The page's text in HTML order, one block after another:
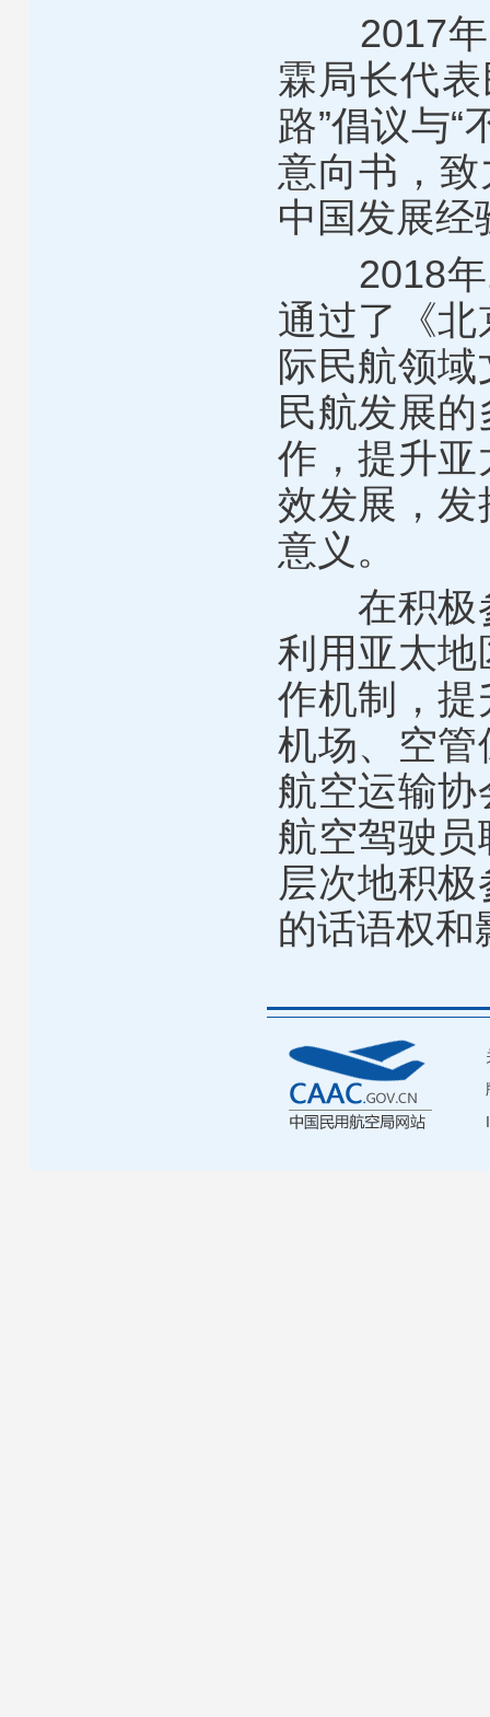
2017年5
霖局长代
路”倡议与
意向书，致
中国发展经
2018年1
通过了《
际民航领
民航发展
作，提升亚
效发展，发
意义。
在积极参
利用亚太地
作机制，提
机场、空管
航空运输
航空驾驶
层次地积
的话语权和